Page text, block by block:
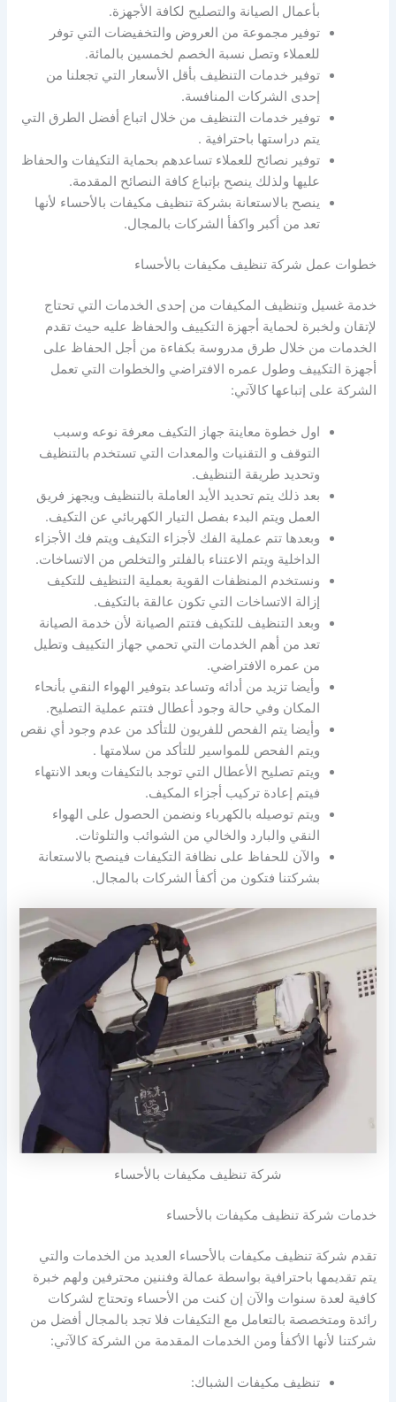
بأعمال الصيانة والتصليح لكافة الأجهزة.
توفير مجموعة من العروض والتخفيضات التي توفر
للعملاء وتصل نسبة الخصم لخمسين بالمائة.
توفير خدمات التنظيف بأقل الأسعار التي تجعلنا من
إحدى الشركات المنافسة.
توفير خدمات التنظيف من خلال اتباع أفضل الطرق التي
يتم دراستها باحترافية .
توفير نصائح للعملاء تساعدهم بحماية التكيفات والحفاظ
عليها ولذلك ينصح بإتباع كافة النصائح المقدمة.
ينصح بالاستعانة بشركة تنظيف مكيفات بالأحساء لأنها
تعد من أكبر واكفأ الشركات بالمجال.
خطوات عمل شركة تنظيف مكيفات بالأحساء
خدمة غسيل وتنظيف المكيفات من إحدى الخدمات التي تحتاج
لإتقان ولخبرة لحماية أجهزة التكييف والحفاظ عليه حيث تقدم
الخدمات من خلال طرق مدروسة بكفاءة من أجل الحفاظ على
أجهزة التكييف وطول عمره الافتراضي والخطوات التي تعمل
الشركة على إتباعها كالآتي:
اول خطوة معاينة جهاز التكيف معرفة نوعه وسبب
التوقف و التقنيات والمعدات التي تستخدم بالتنظيف
وتحديد طريقة التنظيف.
بعد ذلك يتم تحديد الأيد العاملة بالتنظيف ويجهز فريق
العمل ويتم البدء بفصل التيار الكهربائي عن التكيف.
وبعدها تتم عملية الفك لأجزاء التكيف ويتم فك الأجزاء
الداخلية ويتم الاعتناء بالفلتر والتخلص من الاتساخات.
ونستخدم المنظفات القوية بعملية التنظيف للتكيف
إزالة الاتساخات التي تكون عالقة بالتكيف.
وبعد التنظيف للتكيف فتتم الصيانة لأن خدمة الصيانة
تعد من أهم الخدمات التي تحمي جهاز التكييف وتطيل
من عمره الافتراضي.
وأيضا تزيد من أدائه وتساعد بتوفير الهواء النقي بأنحاء
المكان وفي حالة وجود أعطال فتتم عملية التصليح.
وأيضا يتم الفحص للفريون للتأكد من عدم وجود أي نقص
ويتم الفحص للمواسير للتأكد من سلامتها .
ويتم تصليح الأعطال التي توجد بالتكيفات وبعد الانتهاء
فيتم إعادة تركيب أجزاء المكيف.
ويتم توصيله بالكهرباء ونضمن الحصول على الهواء
النقي والبارد والخالي من الشوائب والتلوثات.
والآن للحفاظ على نظافة التكيفات فينصح بالاستعانة
بشركتنا فتكون من أكفأ الشركات بالمجال.
شركة تنظيف مكيفات بالأحساء
خدمات شركة تنظيف مكيفات بالأحساء
تقدم شركة تنظيف مكيفات بالأحساء العديد من الخدمات والتي
يتم تقديمها باحترافية بواسطة عمالة وفننين محترفين ولهم خبرة
كافية لعدة سنوات والآن إن كنت من الأحساء وتحتاج لشركات
رائدة ومتخصصة بالتعامل مع التكيفات فلا تجد بالمجال أفضل من
شركتنا لأنها الأكفأ ومن الخدمات المقدمة من الشركة كالآتي:
تنظيف مكيفات الشباك: